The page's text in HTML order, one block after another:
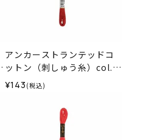
アンカーストランテッドコ
ットン（刺しゅう糸）col.1
014
¥143 (税込)